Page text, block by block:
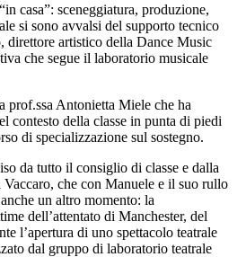
casa”: sceneggiatura, produzione,
si sono avvalsi del supporto tecnico
direttore artistico della Dance Music
che segue il laboratorio musicale
prof.ssa Antonietta Miele che ha
contesto della classe in punta di piedi
di specializzazione sul sostegno.
da tutto il consiglio di classe e dalla
che con Manuele e il suo rullo
un altro momento: la
dell’attentato di Manchester, del
l’apertura di uno spettacolo teatrale
dal gruppo di laboratorio teatrale